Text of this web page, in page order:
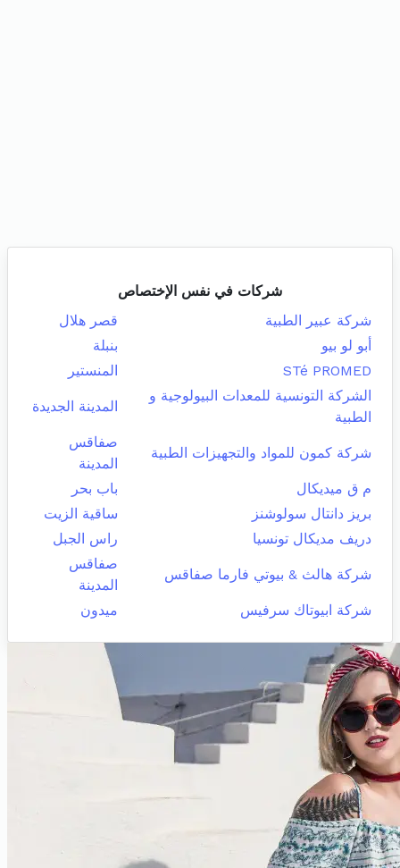
شركات في نفس الإختصاص
شركة عبير الطبية
قصر هلال
أبو لو بيو
بنبلة
STé PROMED
المنستير
الشركة التونسية للمعدات البيولوجية و
الطبية
المدينة الجديدة
شركة كمون للمواد والتجهيزات الطبية
صفاقس
المدينة
م ق ميديكال
باب بحر
بريز دانتال سولوشنز
ساقية الزيت
دريف مديكال تونسيا
راس الجبل
شركة هالث & بيوتي فارما صفاقس
صفاقس
المدينة
شركة ابيوتاك سرفيس
ميدون